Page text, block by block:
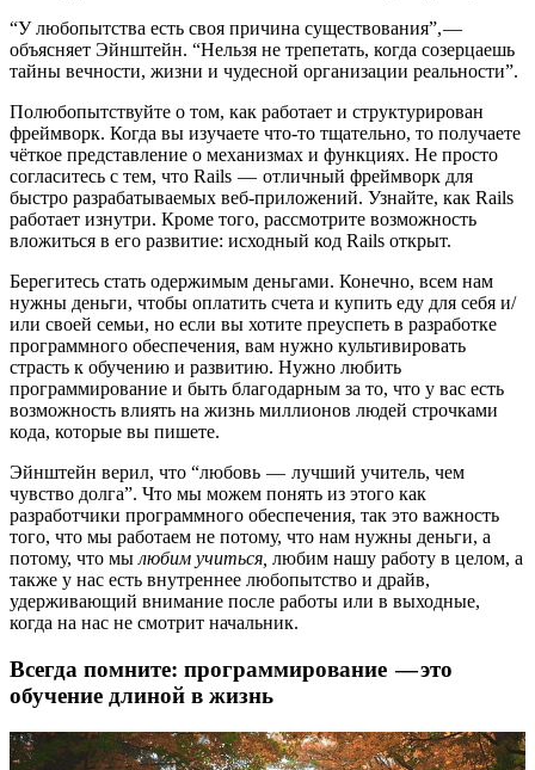
“У любопытства есть своя причина существования”, —
объясняет Эйнштейн. “Нельзя не трепетать, когда созерцаешь
тайны вечности, жизни и чудесной организации реальности”.
Полюбопытствуйте о том, как работает и структурирован
фреймворк. Когда вы изучаете что-то тщательно, то получаете
чёткое представление о механизмах и функциях. Не просто
согласитесь с тем, что Rails — отличный фреймворк для
быстро разрабатываемых веб-приложений. Узнайте, как Rails
работает изнутри. Кроме того, рассмотрите возможность
вложиться в его развитие: исходный код Rails открыт.
Берегитесь стать одержимым деньгами. Конечно, всем нам
нужны деньги, чтобы оплатить счета и купить еду для себя и/
или своей семьи, но если вы хотите преуспеть в разработке
программного обеспечения, вам нужно культивировать
страсть к обучению и развитию. Нужно любить
программирование и быть благодарным за то, что у вас есть
возможность влиять на жизнь миллионов людей строчками
кода, которые вы пишете.
Эйнштейн верил, что “любовь — лучший учитель, чем
чувство долга”. Что мы можем понять из этого как
разработчики программного обеспечения, так это важность
того, что мы работаем не потому, что нам нужны деньги, а
потому, что мылюбим учиться, любим нашу работу в целом, а
также у нас есть внутреннее любопытство и драйв,
удерживающий внимание после работы или в выходные,
когда на нас не смотрит начальник.
Всегда помните: программирование — это
обучение длиной в жизнь